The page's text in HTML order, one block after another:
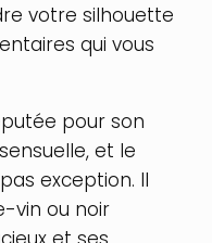
votre silhouette
qui vous
pour son
et le
exception. Il
vin ou noir